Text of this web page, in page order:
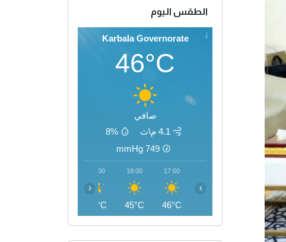
الطقس اليوم
Karbala Governorate
46°C
صافي
4.1 م\ث
8%
749
mmHg
17:00
46°C
18:00
45°C
19:00
43°C
‹ ›